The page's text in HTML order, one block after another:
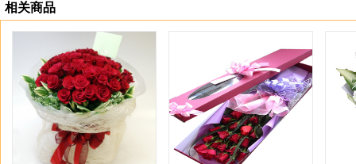
相关商品